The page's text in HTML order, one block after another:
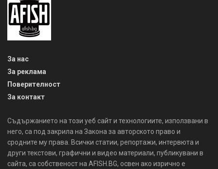
За нас
За реклама
Поверителност
За контакт
Съдържанието на този уеб сайт и технологиите, използвани в
него, са под закрила на Закона за авторското право и
сродните му права. Всички статии, репортажи, интервюта и
други текстови, графични и видео материали, публикувани в
сайта, са собственост на AFISH.BG, освен ако изрично е